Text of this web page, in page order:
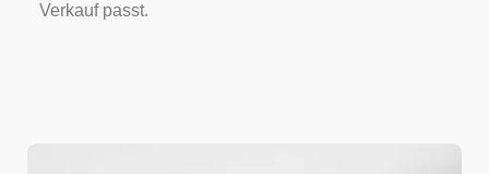
Verkauf passt.